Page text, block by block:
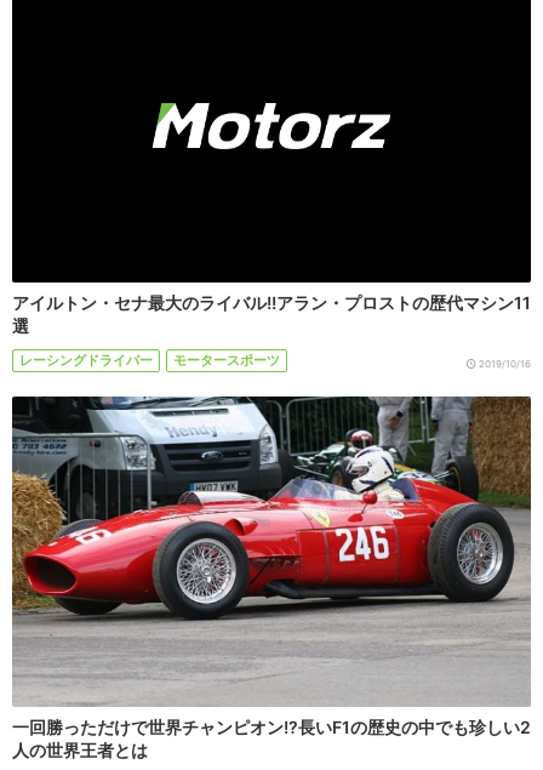
アイルトン・セナ最大のライバル!!アラン・プロストの歴代マシン11
選
レーシングドライバー モータースポーツ 2019/10/16
一回勝っただけで世界チャンピオン!?長いF1の歴史の中でも珍しい2
人の世界王者とは